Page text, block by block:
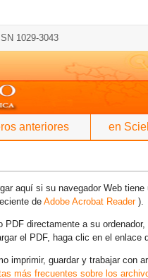
1029-3043
anteriores en
aquí si su navegador Web tiene
de Adobe Acrobat Reader ).
directamente a su
el PDF, haga clic en el enlace
imprimir, guardar y trabajar con
más frecuentes sobre los